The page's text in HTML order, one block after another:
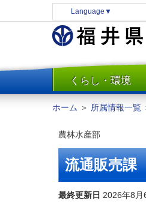
Language ▼
くらし・環境
防災
消費・生活
水道・エネルギー
住まい・土地
環境問題・廃棄物対策
ホーム ＞ 所属情報一覧
農林水産部
流通販売課
最終更新日 2026年8月